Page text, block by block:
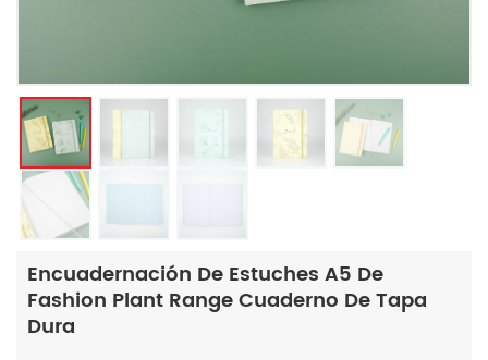
Encuadernación De Estuches A5 De
Fashion Plant Range Cuaderno De Tapa
Dura